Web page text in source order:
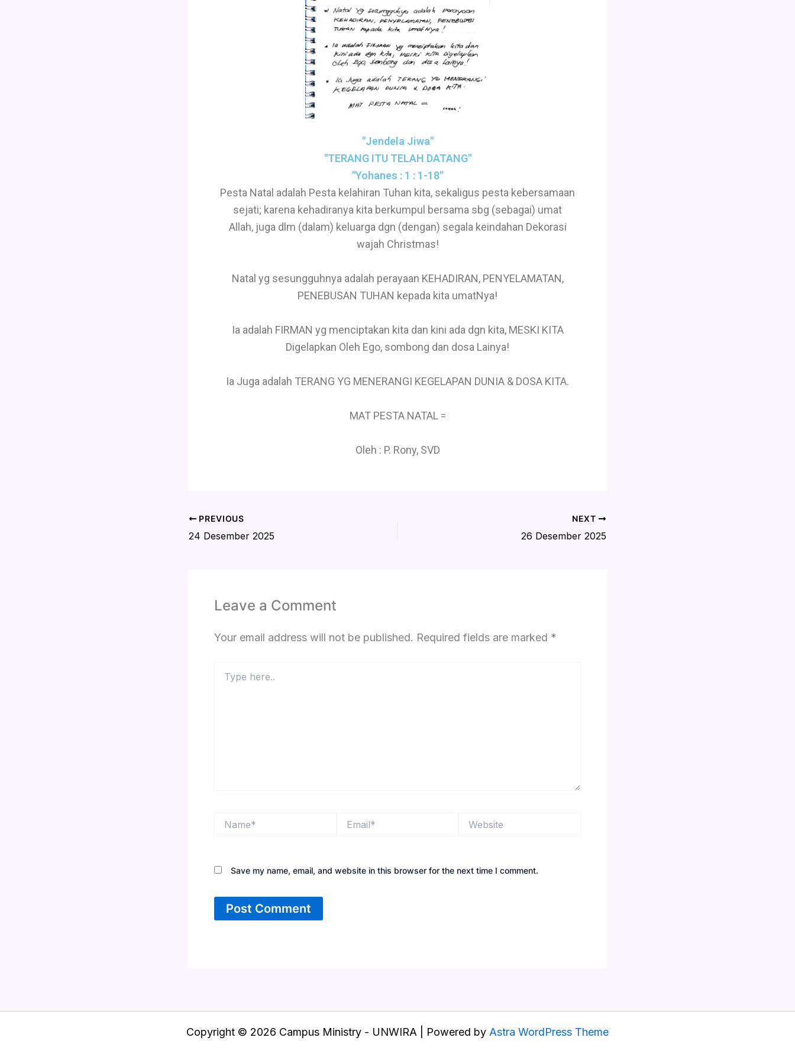
"Jendela Jiwa"
"TERANG ITU TELAH DATANG"
"Yohanes : 1 : 1-18"
Pesta Natal adalah Pesta kelahiran Tuhan kita, sekaligus pesta kebersamaan
sejati; karena kehadiranya kita berkumpul bersama sbg (sebagai) umat
Allah, juga dlm (dalam) keluarga dgn (dengan) segala keindahan Dekorasi
wajah Christmas!
Natal yg sesungguhnya adalah perayaan KEHADIRAN, PENYELAMATAN,
PENEBUSAN TUHAN kepada kita umatNya!
Ia adalah FIRMAN yg menciptakan kita dan kini ada dgn kita, MESKI KITA
Digelapkan Oleh Ego, sombong dan dosa Lainya!
Ia Juga adalah TERANG YG MENERANGI KEGELAPAN DUNIA & DOSA KITA.
MAT PESTA NATAL =
Oleh : P. Rony, SVD
PREVIOUS
24 Desember 2025
NEXT
26 Desember 2025
Leave a Comment
Your email address will not be published. Required fields are marked *
here..
Save my name, email, and website in this browser for the next time I comment.
Copyright © 2026 Campus Ministry - UNWIRA | Powered by Astra WordPress Theme